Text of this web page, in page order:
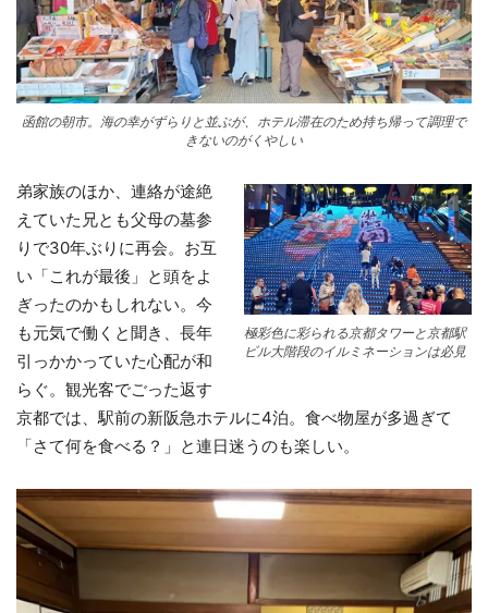
函館の朝市。海の幸がずらりと並ぶが、ホテル滞在のため持ち帰って調理で
きないのがくやしい
極彩色に彩られる京都タワーと京都駅
ビル大階段のイルミネーションは必見
弟家族のほか、連絡が途絶
えていた兄とも父母の墓参
りで30年ぶりに再会。お互
い「これが最後」と頭をよ
ぎったのかもしれない。今
も元気で働くと聞き、長年
引っかかっていた心配が和
らぐ。観光客でごった返す
京都では、駅前の新阪急ホテルに4泊。食べ物屋が多過ぎて
「さて何を食べる？」と連日迷うのも楽しい。